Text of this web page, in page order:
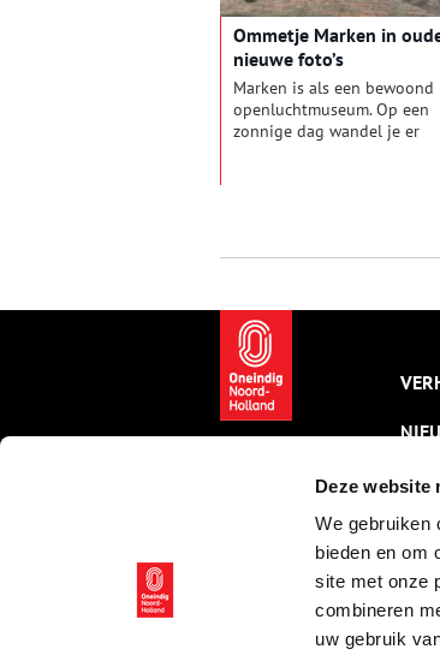
Deze website
We gebruiken
bieden en om
site met onze
combineren
uw gebruik
Ommetje Marken in
nieuwe foto’s
Marken is als een bewoond
openluchtmuseum. Op een
zonnige dag wandel je er
proef je de unieke historie